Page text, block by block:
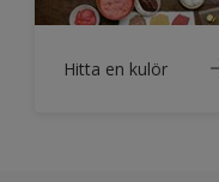
Hitta en kulör